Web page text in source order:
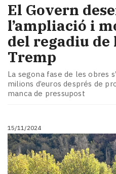
El Govern
l’ampliació i
del regadiu de
Tremp
La segona fase de les obres
milions d’euros després de
manca de pressupost
15/11/2024